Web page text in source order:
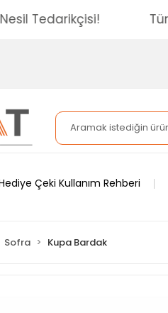
Nesil Tedarikçisi!
Çeki Kullanım Rehberi
Sofra Kupa Bardak